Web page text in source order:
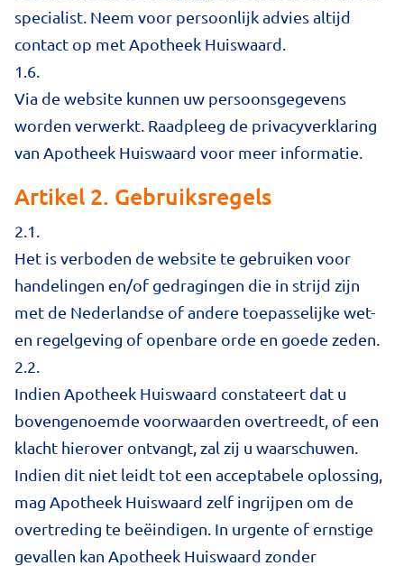
specialist. Neem voor persoonlijk advies altijd
contact op met Apotheek Huiswaard.
1.6.
Via de website kunnen uw persoonsgegevens
worden verwerkt. Raadpleeg de privacyverklaring
van Apotheek Huiswaard voor meer informatie.
Artikel 2. Gebruiksregels
2.1.
Het is verboden de website te gebruiken voor
handelingen en/of gedragingen die in strijd zijn
met de Nederlandse of andere toepasselijke wet-
en regelgeving of openbare orde en goede zeden.
2.2.
Indien Apotheek Huiswaard constateert dat u
bovengenoemde voorwaarden overtreedt, of een
klacht hierover ontvangt, zal zij u waarschuwen.
Indien dit niet leidt tot een acceptabele oplossing,
mag Apotheek Huiswaard zelf ingrijpen om de
overtreding te beëindigen. In urgente of ernstige
gevallen kan Apotheek Huiswaard zonder